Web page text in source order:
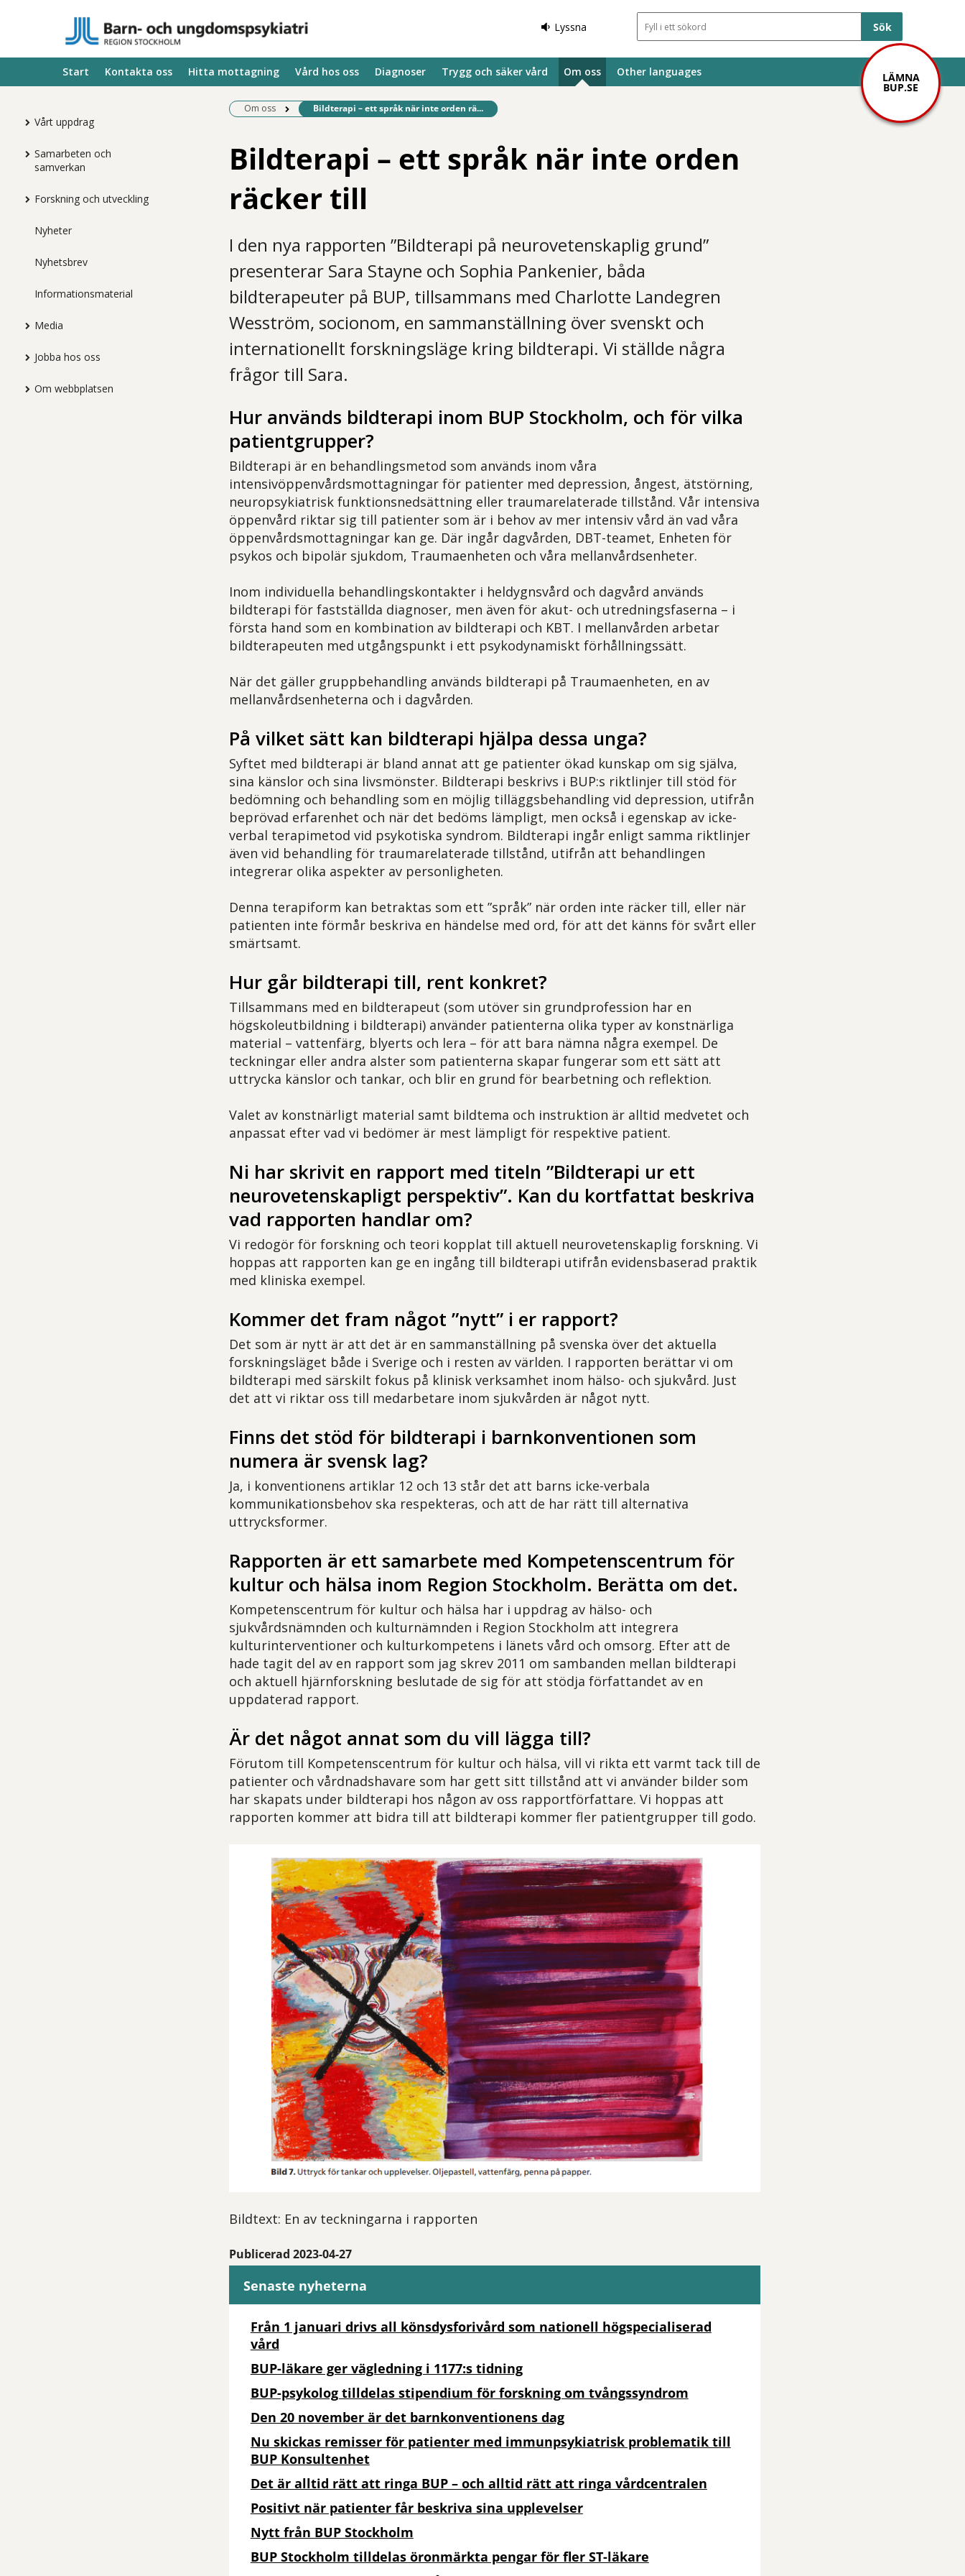
Lyssna Sökfält
LÄMNA
BUP.SE
Start Kontakta oss Hitta mottagning Vård hos oss Diagnoser Trygg och säker vård Om oss Other languages
Vårt uppdrag
Samarbeten och
samverkan
Forskning och utveckling
Nyheter
Nyhetsbrev
Informationsmaterial
Media
Jobba hos oss
Om webbplatsen
Om oss Befintlig sida:
Bildterapi – ett språk när inte orden rä...
Bildterapi – ett språk när inte orden
räcker till
I den nya rapporten ”Bildterapi på neurovetenskaplig grund”
presenterar Sara Stayne och Sophia Pankenier, båda
bildterapeuter på BUP, tillsammans med Charlotte Landegren
Wesström, socionom, en sammanställning över svenskt och
internationellt forskningsläge kring bildterapi. Vi ställde några
frågor till Sara.
Hur används bildterapi inom BUP Stockholm, och för vilka
patientgrupper?
Bildterapi är en behandlingsmetod som används inom våra
intensivöppenvårdsmottagningar för patienter med depression, ångest, ätstörning,
neuropsykiatrisk funktionsnedsättning eller traumarelaterade tillstånd. Vår intensiva
öppenvård riktar sig till patienter som är i behov av mer intensiv vård än vad våra
öppenvårdsmottagningar kan ge. Där ingår dagvården, DBT-teamet, Enheten för
psykos och bipolär sjukdom, Traumaenheten och våra mellanvårdsenheter.
Inom individuella behandlingskontakter i heldygnsvård och dagvård används
bildterapi för fastställda diagnoser, men även för akut- och utredningsfaserna – i
första hand som en kombination av bildterapi och KBT. I mellanvården arbetar
bildterapeuten med utgångspunkt i ett psykodynamiskt förhållningssätt.
När det gäller gruppbehandling används bildterapi på Traumaenheten, en av
mellanvårdsenheterna och i dagvården.
På vilket sätt kan bildterapi hjälpa dessa unga?
Syftet med bildterapi är bland annat att ge patienter ökad kunskap om sig själva,
sina känslor och sina livsmönster. Bildterapi beskrivs i BUP:s riktlinjer till stöd för
bedömning och behandling som en möjlig tilläggsbehandling vid depression, utifrån
beprövad erfarenhet och när det bedöms lämpligt, men också i egenskap av icke-
verbal terapimetod vid psykotiska syndrom. Bildterapi ingår enligt samma riktlinjer
även vid behandling för traumarelaterade tillstånd, utifrån att behandlingen
integrerar olika aspekter av personligheten.
Denna terapiform kan betraktas som ett ”språk” när orden inte räcker till, eller när
patienten inte förmår beskriva en händelse med ord, för att det känns för svårt eller
smärtsamt.
Hur går bildterapi till, rent konkret?
Tillsammans med en bildterapeut (som utöver sin grundprofession har en
högskoleutbildning i bildterapi) använder patienterna olika typer av konstnärliga
material – vattenfärg, blyerts och lera – för att bara nämna några exempel. De
teckningar eller andra alster som patienterna skapar fungerar som ett sätt att
uttrycka känslor och tankar, och blir en grund för bearbetning och reflektion.
Valet av konstnärligt material samt bildtema och instruktion är alltid medvetet och
anpassat efter vad vi bedömer är mest lämpligt för respektive patient.
Ni har skrivit en rapport med titeln ”Bildterapi ur ett
neurovetenskapligt perspektiv”. Kan du kortfattat beskriva
vad rapporten handlar om?
Vi redogör för forskning och teori kopplat till aktuell neurovetenskaplig forskning. Vi
hoppas att rapporten kan ge en ingång till bildterapi utifrån evidensbaserad praktik
med kliniska exempel.
Kommer det fram något ”nytt” i er rapport?
Det som är nytt är att det är en sammanställning på svenska över det aktuella
forskningsläget både i Sverige och i resten av världen. I rapporten berättar vi om
bildterapi med särskilt fokus på klinisk verksamhet inom hälso- och sjukvård. Just
det att vi riktar oss till medarbetare inom sjukvården är något nytt.
Finns det stöd för bildterapi i barnkonventionen som
numera är svensk lag?
Ja, i konventionens artiklar 12 och 13 står det att barns icke-verbala
kommunikationsbehov ska respekteras, och att de har rätt till alternativa
uttrycksformer.
Rapporten är ett samarbete med Kompetenscentrum för
kultur och hälsa inom Region Stockholm. Berätta om det.
Kompetenscentrum för kultur och hälsa har i uppdrag av hälso- och
sjukvårdsnämnden och kulturnämnden i Region Stockholm att integrera
kulturinterventioner och kulturkompetens i länets vård och omsorg. Efter att de
hade tagit del av en rapport som jag skrev 2011 om sambanden mellan bildterapi
och aktuell hjärnforskning beslutade de sig för att stödja författandet av en
uppdaterad rapport.
Är det något annat som du vill lägga till?
Förutom till Kompetenscentrum för kultur och hälsa, vill vi rikta ett varmt tack till de
patienter och vårdnadshavare som har gett sitt tillstånd att vi använder bilder som
har skapats under bildterapi hos någon av oss rapportförfattare. Vi hoppas att
rapporten kommer att bidra till att bildterapi kommer fler patientgrupper till godo.
Bildtext: En av teckningarna i rapporten
Publicerad 2023-04-27
Senaste nyheterna
Från 1 januari drivs all könsdysforivård som nationell högspecialiserad
vård
BUP-läkare ger vägledning i 1177:s tidning
BUP-psykolog tilldelas stipendium för forskning om tvångssyndrom
Den 20 november är det barnkonventionens dag
Nu skickas remisser för patienter med immunpsykiatrisk problematik till
BUP Konsultenhet
Det är alltid rätt att ringa BUP – och alltid rätt att ringa vårdcentralen
Positivt när patienter får beskriva sina upplevelser
Nytt från BUP Stockholm
BUP Stockholm tilldelas öronmärkta pengar för fler ST-läkare